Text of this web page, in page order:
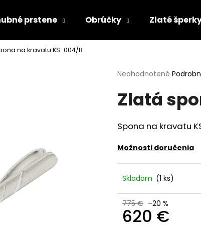
prstene Obrúčky Zlaté
na kravatu KS-004/B
Priemerné
produktu
je
z
5
Neohodnotené
Zlatá
Spona na kravatu
Možnosti doručenia
Skladom (1 ks)
775 € –20 %
620 €
Čo potrebujete nájsť?
HĽADAŤ